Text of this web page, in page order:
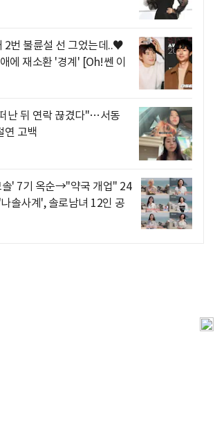
2번 불륜설 선 그었는데..♥
에 재소환 '경계' [Oh!쎈 이
난 뒤 연락 끊겼다"…서동
연 고백
솔' 7기 옥순→"약국 개업" 24
솔사계', 솔로남녀 12인 공